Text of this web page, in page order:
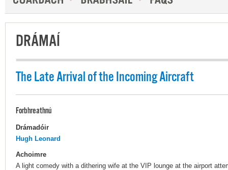
DRÁMAÍ
The Late Arrival of the Incoming Aircraft
Forbhreathnú
Drámadóir
Hugh Leonard
Achoimre
A light comedy with a dithering wife at the VIP lounge at the airport